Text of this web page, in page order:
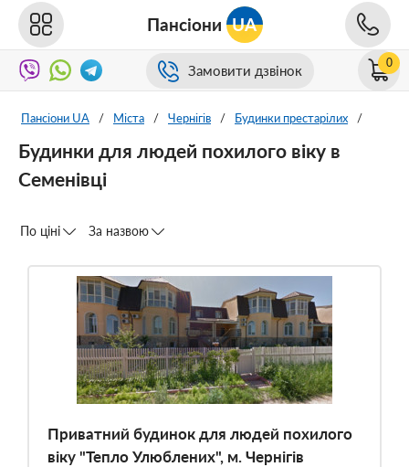
Пансіони UA
Замовити дзвінок 0
Пансіони UA / Міста / Чернігів / Будинки престарілих /
Будинки для людей похилого віку в
Семенівці
По ціні За назвою
Приватний будинок для людей похилого
віку "Тепло Улюблених", м. Чернігів